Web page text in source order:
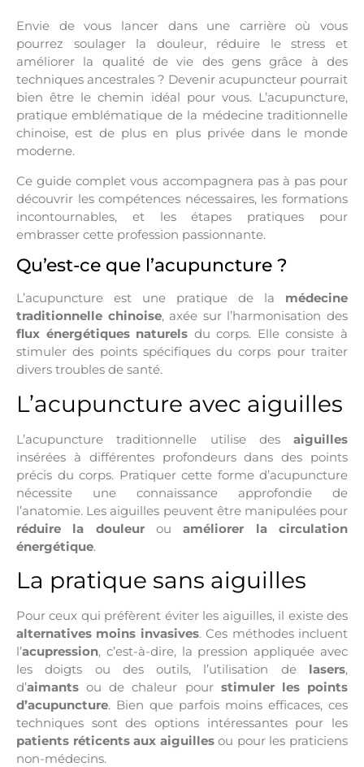
Envie de vous lancer dans une carrière où vous
pourrez soulager la douleur, réduire le stress et
améliorer la qualité de vie des gens grâce à des
techniques ancestrales ? Devenir acupuncteur pourrait
bien être le chemin idéal pour vous. L’acupuncture,
pratique emblématique de la médecine traditionnelle
chinoise, est de plus en plus privée dans le monde
moderne.
Ce guide complet vous accompagnera pas à pas pour
découvrir les compétences nécessaires, les formations
incontournables, et les étapes pratiques pour
embrasser cette profession passionnante.
Qu’est-ce que l’acupuncture ?
L’acupuncture est une pratique de la médecine
traditionnelle chinoise, axée sur l’harmonisation des
flux énergétiques naturels du corps. Elle consiste à
stimuler des points spécifiques du corps pour traiter
divers troubles de santé.
L’acupuncture avec aiguilles
L’acupuncture traditionnelle utilise des aiguilles
insérées à différentes profondeurs dans des points
précis du corps. Pratiquer cette forme d’acupuncture
nécessite une connaissance approfondie de
l’anatomie. Les aiguilles peuvent être manipulées pour
réduire la douleurouaméliorer la circulation
énergétique.
La pratique sans aiguilles
Pour ceux qui préfèrent éviter les aiguilles, il existe des
alternatives moins invasives. Ces méthodes incluent
l’acupression, c’est-à-dire, la pression appliquée avec
les doigts ou des outils, l’utilisation de lasers,
d’aimants ou de chaleur pour stimuler les points
d’acupuncture. Bien que parfois moins efficaces, ces
techniques sont des options intéressantes pour les
patients réticents aux aiguillesou pour les praticiens
non-médecins.